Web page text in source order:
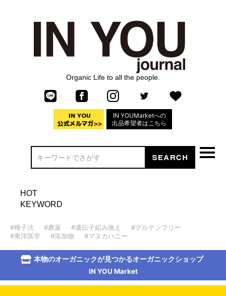
Organic Life to all the people.
IN YOUMarketへの
出品希望者はこちら
HOT
KEYWORD
#種子法 #農薬 #遺伝子組み換え
#グルテンフリー
#東洋医学
#添加物 #マヌカハニー
本物のオーガニックが見つかるオーガニックショップ
IN YOU Market